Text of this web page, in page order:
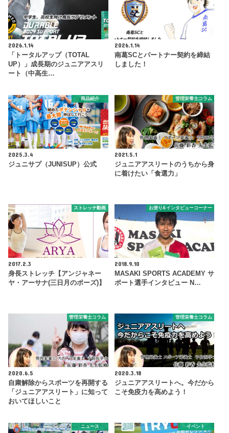
2026.1.14
「トータルアップ（TOTAL
UP）」成長期のジュニアアスリ
ート（中高生…
2026.1.14
南葛SCとパートナー契約を締結
しました！
商品紹介
2025.3.4
ジュニサプ（JUNISUP）公式
管理栄養士コラム
2021.5.1
ジュニアアスリートのうちから身
に着けたい「食選力」
ストレッチ動画
2017.2.3
身長ストレッチ【アンジャネー
ヤ・アーサナ(三日月のポーズ)】
お便り&インタビューコーナー
2018.9.10
MASAKI SPORTS ACADEMY サ
ポート選手インタビュー N…
管理栄養士コラム
2020.6.5
自粛解除からスポーツを再開する
「ジュニアアスリート」に知って
おいてほしいこと
管理栄養士コラム
2020.3.18
ジュニアアスリートへ。今だから
こそ免疫力を高めよう！
ニュース イベント